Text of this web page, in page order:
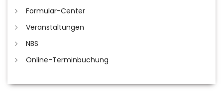
Formular-Center
Veranstaltungen
NBS
Online-Terminbuchung